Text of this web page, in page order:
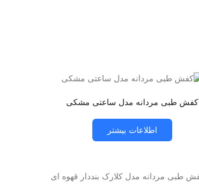
کفش طبی مردانه مدل ساعتی مشکی
اطلاعات بیشتر